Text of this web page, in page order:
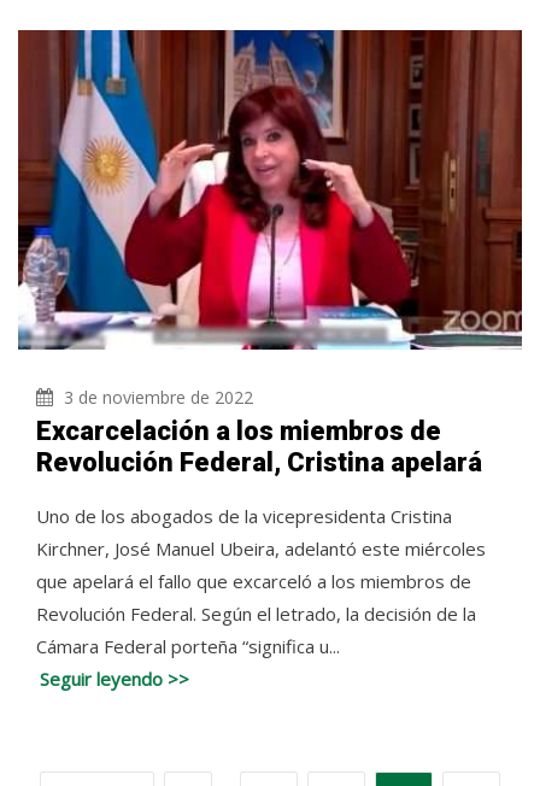
3 de noviembre de 2022
Excarcelación a los miembros de
Revolución Federal, Cristina apelará
Uno de los abogados de la vicepresidenta Cristina
Kirchner, José Manuel Ubeira, adelantó este miércoles
que apelará el fallo que excarceló a los miembros de
Revolución Federal. Según el letrado, la decisión de la
Cámara Federal porteña “significa u...
Seguir leyendo >>